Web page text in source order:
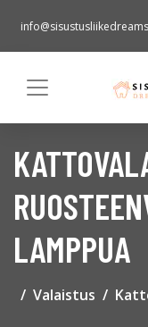
LAMPPUA
Valaistus